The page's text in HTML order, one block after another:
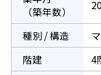
（築年数）
種別 / 構造
階建
4